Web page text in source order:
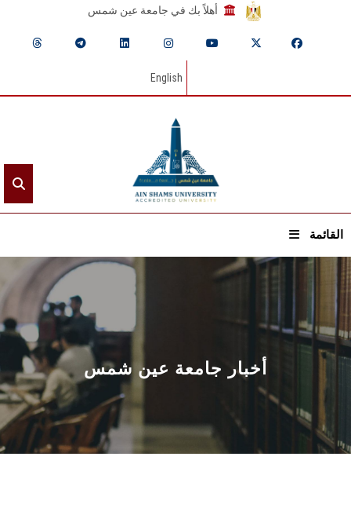
أهلاً بك في جامعة عين شمس
English
القائمة
الرئيسيـة
عن الجامعة
القطاعـات
الشئون الأكاديمية
البحث العلمي
أخبار جامعة عين شمس